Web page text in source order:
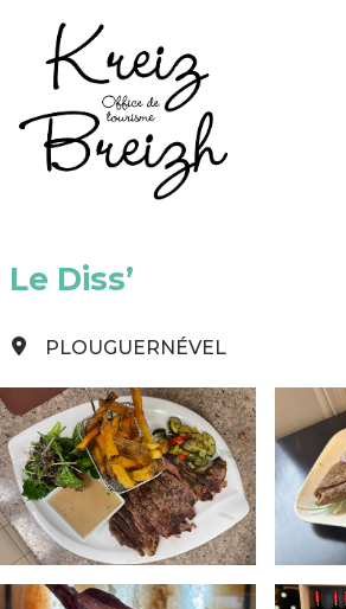
Panneau de gestion des cookies
Le Diss’
PLOUGUERNÉVEL